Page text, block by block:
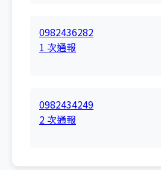
0982436282
1 次通報
0982434249
2 次通報